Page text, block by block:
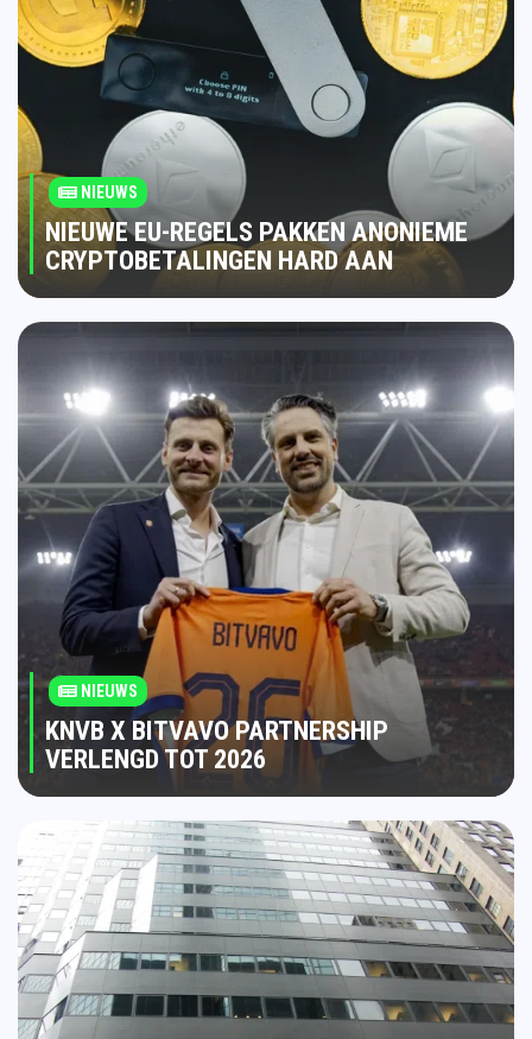
NIEUWS
NIEUWE EU-REGELS PAKKEN ANONIEME
CRYPTOBETALINGEN HARD AAN
NIEUWS
KNVB X BITVAVO PARTNERSHIP
VERLENGD TOT 2026